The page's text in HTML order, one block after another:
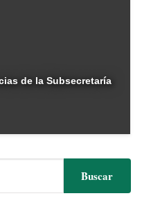
de la Subsecretaría